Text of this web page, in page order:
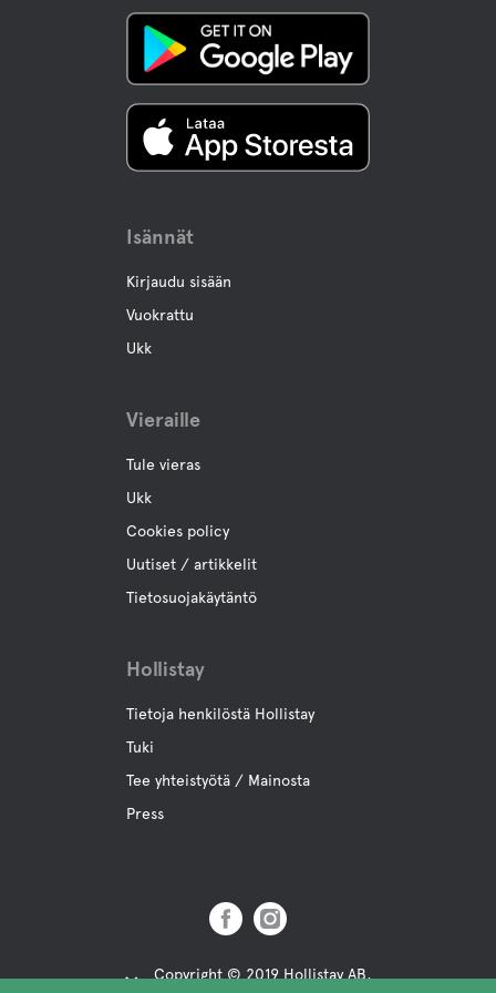
Laskettelu
Hiihto
Skootteri polku
Isännät
Kirjaudu sisään
Vuokrattu
Ukk
Vieraille
Tule vieras
Ukk
Cookies policy
Uutiset / artikkelit
Tietosuojakäytäntö
Hollistay
Tietoja henkilöstä Hollistay
Tuki
Tee yhteistyötä / Mainosta
Press
Copyright © 2019 Hollistay AB,